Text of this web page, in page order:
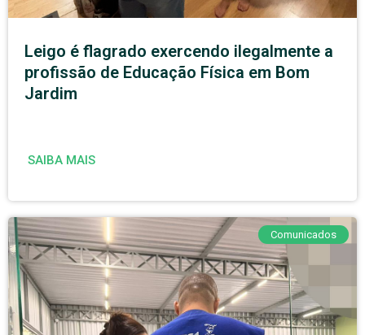
Leigo é flagrado exercendo ilegalmente a
profissão de Educação Física em Bom
Jardim
SAIBA MAIS
Comunicados